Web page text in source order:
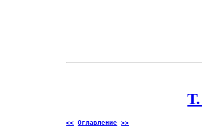
<< Оглавление >>